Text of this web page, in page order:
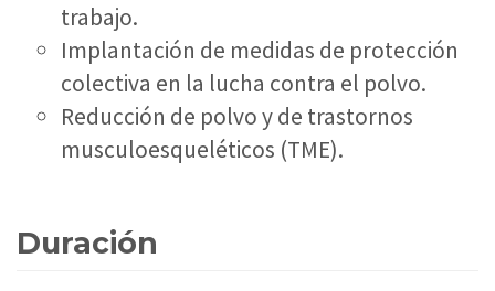
trabajo.
Implantación de medidas de protección
colectiva en la lucha contra el polvo.
Reducción de polvo y de trastornos
musculoesqueléticos (TME).
Duración